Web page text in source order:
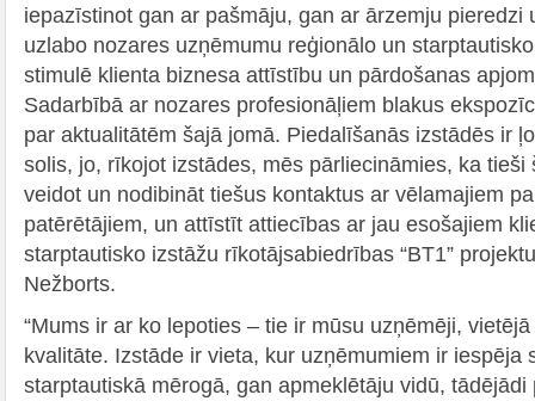
iepazīstinot gan ar pašmāju, gan ar ārzemju pieredzi
uzlabo nozares uzņēmumu reģionālo un
stimulē klienta biznesa attīstību un pārdošanas
Sadarbībā ar nozares profesionāļiem blakus
par aktualitātēm šajā jomā. Piedalīšanās izstādēs ir
solis, jo, rīkojot izstādes, mēs pārliecināmies, ka tieši
veidot un nodibināt tiešus kontaktus ar vēlamajiem
patērētājiem, un attīstīt attiecības ar jau esošajiem
starptautisko izstāžu rīkotājsabiedrības “BT1”
Nežborts.
“Mums ir ar ko lepoties – tie ir mūsu uzņēmēji,
kvalitāte. Izstāde ir vieta, kur uzņēmumiem ir iespēja
starptautiskā mērogā, gan apmeklētāju vidū,